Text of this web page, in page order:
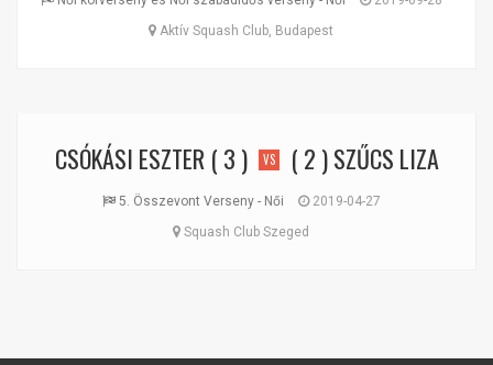
Aktív Squash Club, Budapest
CSÓKÁSI ESZTER ( 3 ) VS ( 2 )SZŰCS LIZA
5. Összevont Verseny - Női
2019-04-27
Squash Club Szeged